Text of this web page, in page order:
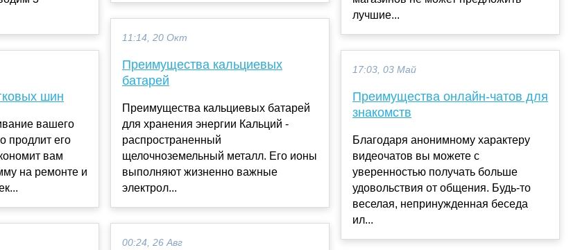
шин
вашего
продлит его
вам
на ремонте и
11:14, 20 Окт
Преимущества кальциевых
батарей
Преимущества кальциевых батарей
для хранения энергии Кальций -
распространенный
щелочноземельный металл. Его ионы
выполняют жизненно важные
электрол...
00:24, 26 Авг
лучшие...
17:03, 03 Май
Преимущества онлайн-чатов для
знакомств
Благодаря анонимному характеру
видеочатов вы можете с
уверенностью получать больше
удовольствия от общения. Будь-то
веселая, непринужденная беседа
ил...